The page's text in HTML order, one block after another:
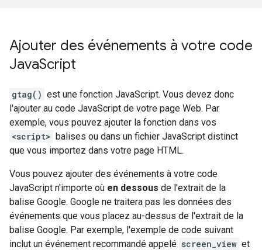
Ajouter des événements à votre code
JavaScript
gtag() est une fonction JavaScript. Vous devez donc
l'ajouter au code JavaScript de votre page Web. Par
exemple, vous pouvez ajouter la fonction dans vos
<script> balises ou dans un fichier JavaScript distinct
que vous importez dans votre page HTML.
Vous pouvez ajouter des événements à votre code
JavaScript n'importe où en dessous de l'extrait de la
balise Google. Google ne traitera pas les données des
événements que vous placez au-dessus de l'extrait de la
balise Google. Par exemple, l'exemple de code suivant
inclut un événement recommandé appelé screen_view et